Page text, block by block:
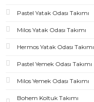
Pastel Yatak Odası Takımı
Milos Yatak Odası Takımı
Hermos Yatak Odası Takımı
Pastel Yemek Odası Takımı
Milos Yemek Odası Takımı
Bohem Koltuk Takımı